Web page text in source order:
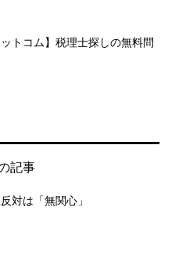
ットコム】税理士探しの無料問
記事
対は「無関心」